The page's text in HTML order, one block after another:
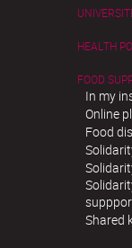
HEALTH
FOOD
In my
Online
Food
Shared